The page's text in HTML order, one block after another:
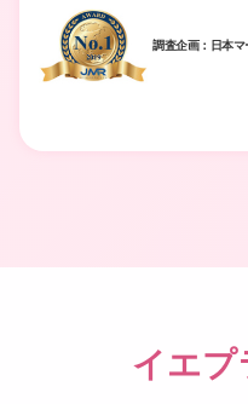
調査企画：日本
イエプ